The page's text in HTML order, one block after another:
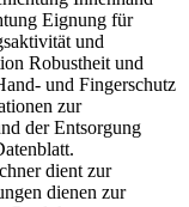
Eignung für
und
Robustheit und
und Fingerschutz
zur
der Entsorgung
dient zur
dienen zur